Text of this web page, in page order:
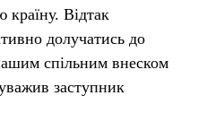
Відтак
долучатись до
спільним внеском
заступник